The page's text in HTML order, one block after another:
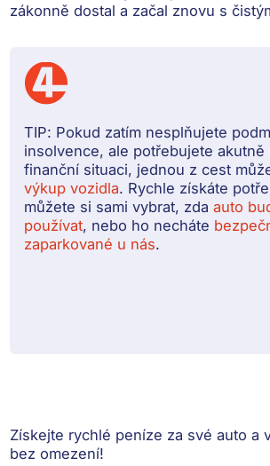
zákonně dostal a začal znovu s
TIP: Pokud zatím nesplňujete
insolvence, ale potřebujete akutně
finanční situaci, jednou z cest
výkup vozidla. Rychle získáte
můžete si sami vybrat, zdaauto
používat, nebo ho necháte
zaparkované u nás.
Získejte rychlé peníze za své auto a
bez omezení!